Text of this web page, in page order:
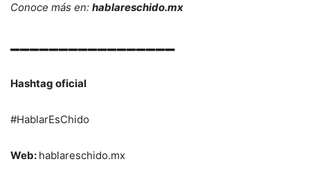
Conoce más en: hablareschido.mx
–––––––––––––––––
Hashtag oficial
#HablarEsChido
Web: hablareschido.mx